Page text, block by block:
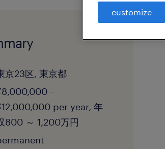
京23区, 東京都
-
per year, 年
800 ～ 1,200万円
customize